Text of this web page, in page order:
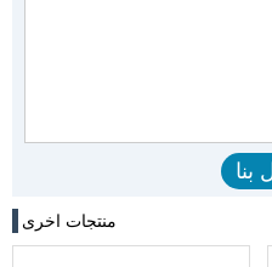
منتجات اخرى